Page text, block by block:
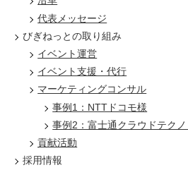
代表メッセージ
びぎねっとの取り組み
イベント運営
イベント支援・代行
マーケティングコンサル
事例1：NTTドコモ様
事例2：富士通クラウドテク
貢献活動
採用情報